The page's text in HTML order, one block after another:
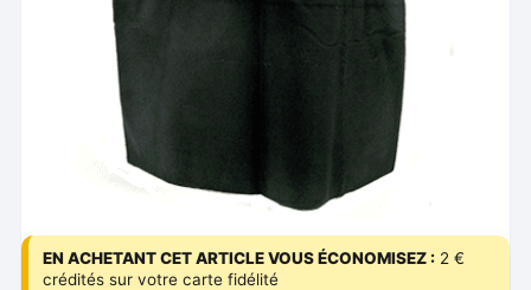
EN ACHETANT CET ARTICLE VOUS ÉCONOMISEZ : 2 €
crédités sur votre carte fidélité